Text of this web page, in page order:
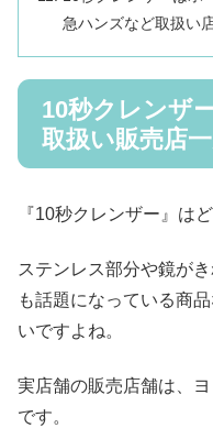
急ハンズなど取扱い
10秒クレンザ
取扱い販売店
『10秒クレンザー』は
ステンレス部分や鏡が
も話題になっている商
いですよね。
実店舗の販売店舗は、
です。